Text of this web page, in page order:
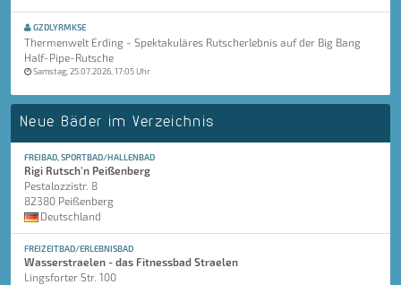
GZDLYRMKSE
Thermenwelt Erding - Spektakuläres Rutscherlebnis auf der Big Bang
Half-Pipe-Rutsche
Samstag, 25.07.2026, 17:05 Uhr
Neue Bäder im Verzeichnis
FREIBAD, SPORTBAD/HALLENBAD
Rigi Rutsch'n Peißenberg
Pestalozzistr. 8
82380 Peißenberg
Deutschland
FREIZEITBAD/ERLEBNISBAD
Wasserstraelen - das Fitnessbad Straelen
Lingsforter Str. 100